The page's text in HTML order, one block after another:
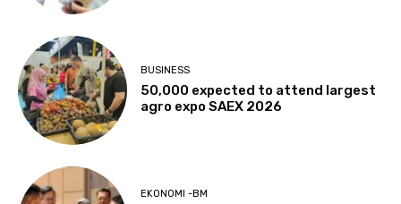
BUSINESS
50,000 expected to attend largest
agro expo SAEX 2026
EKONOMI -BM